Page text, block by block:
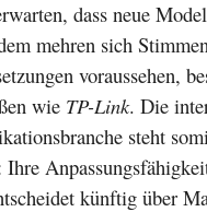
dass neue
mehren sich
voraussehen,
wie TP-Link. Die
steht
künftig über